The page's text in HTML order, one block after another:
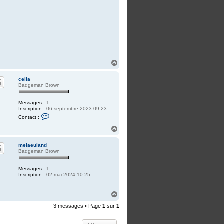
celia
Badgeman Brown
Messages : 1
Inscription : 06 septembre 2023 09:23
Contact :
a
t
e
e
melaeuland
Badgeman Brown
Messages : 1
Inscription : 02 mai 2024 10:25
u
3 messages • Page 1 sur 1